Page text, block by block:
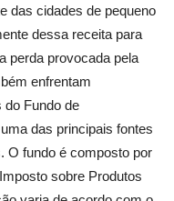
das cidades de pequeno
dessa receita para
perda provocada pela
enfrentam
Fundo de
das principais fontes
O fundo é composto por
sobre Produtos